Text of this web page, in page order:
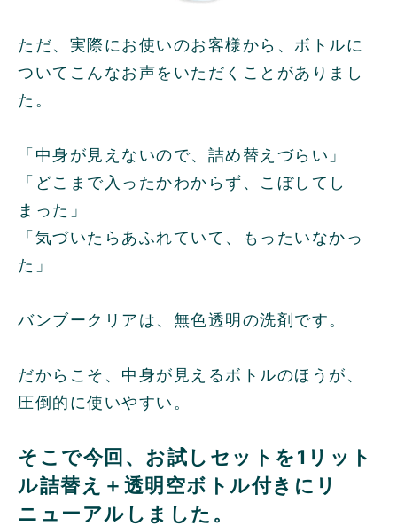
ただ、実際にお使いのお客様から、ボトルに
ついてこんなお声をいただくことがありまし
た。
「中身が見えないので、詰め替えづらい」
「どこまで入ったかわからず、こぼしてし
まった」
「気づいたらあふれていて、もったいなかっ
た」
バンブークリアは、無色透明の洗剤です。
だからこそ、中身が見えるボトルのほうが、
圧倒的に使いやすい。
そこで今回、お試しセットを1リット
ル詰替え＋透明空ボトル付きにリ
ニューアルしました。